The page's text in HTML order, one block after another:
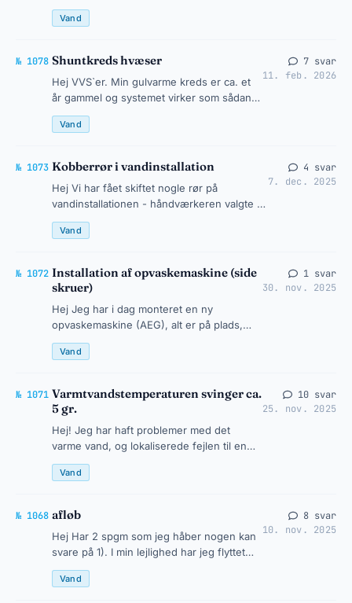
som en ventil med luft eller noget
(pspspspsps). Den fortsœtter 24/7 med l…
Vand
№ 1078 Shuntkreds hvæser
Hej VVS`er. Min gulvarme kreds er ca. et
år gammel og systemet virker som sådan
helt fint. Det som undre mig lidt er min
fremløbstemperatur "kun" er 2…
Vand
7 svar
11. feb. 2026
№ 1073 Kobberrør i vandinstallation
Hej Vi har fået skiftet nogle rør på
vandinstallationen - håndværkeren valgte at
sætte kobberrør i. Nu er vi fra et
familiemedlem blevet gjort opmærks…
Vand
4 svar
7. dec. 2025
№ 1072 Installation af opvaskemaskine (side
skruer)
Hej Jeg har i dag monteret en ny
opvaskemaskine (AEG), alt er på plads,
pånær de sidste 4 skruer for at holde
maskinen fast. Er lidt i tvivl om de hul…
Vand
1 svar
30. nov. 2025
№ 1071 Varmtvandstemperaturen svinger ca.
5 gr.
Hej! Jeg har haft problemer med det
varme vand, og lokaliserede fejlen til en
AVTB ventil fra Danfoss. Denne er skiftet,
og det varme vand kom tilbage…
Vand
10 svar
25. nov. 2025
№ 1068 afløb
Hej Har 2 spgm som jeg håber nogen kan
svare på 1). I min lejlighed har jeg flyttet
køkken og min VVS har ført køkkenvask
afløb gennem væg ind til fal…
Vand
8 svar
10. nov. 2025